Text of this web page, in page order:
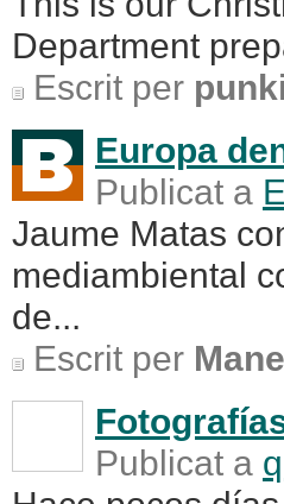
Department
Escrit per
Europa
Publicat a
Jaume Matas
mediambiental
de...
Escrit per
Publicat a